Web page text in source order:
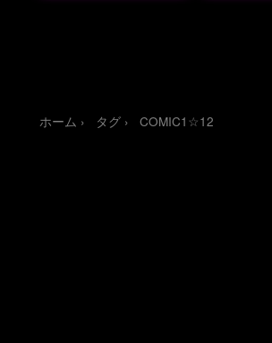
ホーム タグ COMIC1☆12